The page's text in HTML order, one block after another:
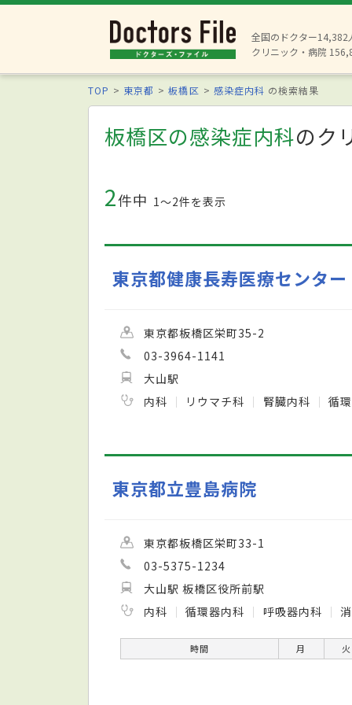
全国のドクター14,382
クリニック・病院
TOP 東京都 板橋区 感染症内科 の検索結果
板橋区の感染症内科のク
2件中 1〜2件を表示
東京都健康長寿医療センター
東京都板橋区栄町35-2
03-3964-1141
大山駅
内科
リウマチ科 腎臓内科 循
東京都立豊島病院
東京都板橋区栄町33-1
03-5375-1234
大山駅 板橋区役所前駅
内科
循環器内科 呼吸器内科
時間 月 火